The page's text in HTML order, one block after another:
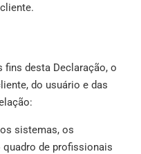
fins desta Declaração, o
do usuário e das
sistemas, os
de profissionais